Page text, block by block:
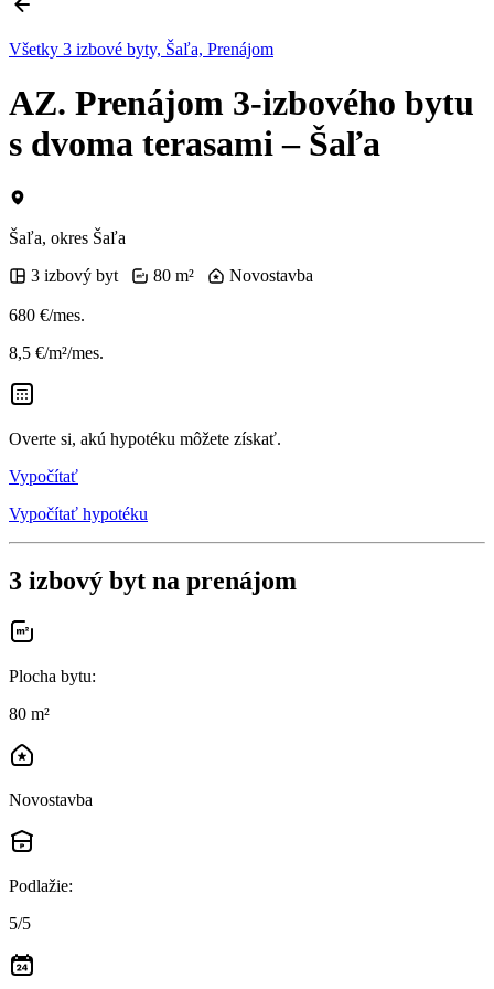
Všetky 3 izbové byty, Šaľa, Prenájom
AZ. Prenájom 3-izbového bytu
s dvoma terasami – Šaľa
Šaľa, okres Šaľa
3 izbový byt
80 m² Novostavba
680 €/mes.
8,5 €/m²/mes.
Overte si, akú hypotéku môžete získať.
Vypočítať
Vypočítať hypotéku
3 izbový byt na prenájom
Plocha bytu:
80 m²
Novostavba
Podlažie:
5/5